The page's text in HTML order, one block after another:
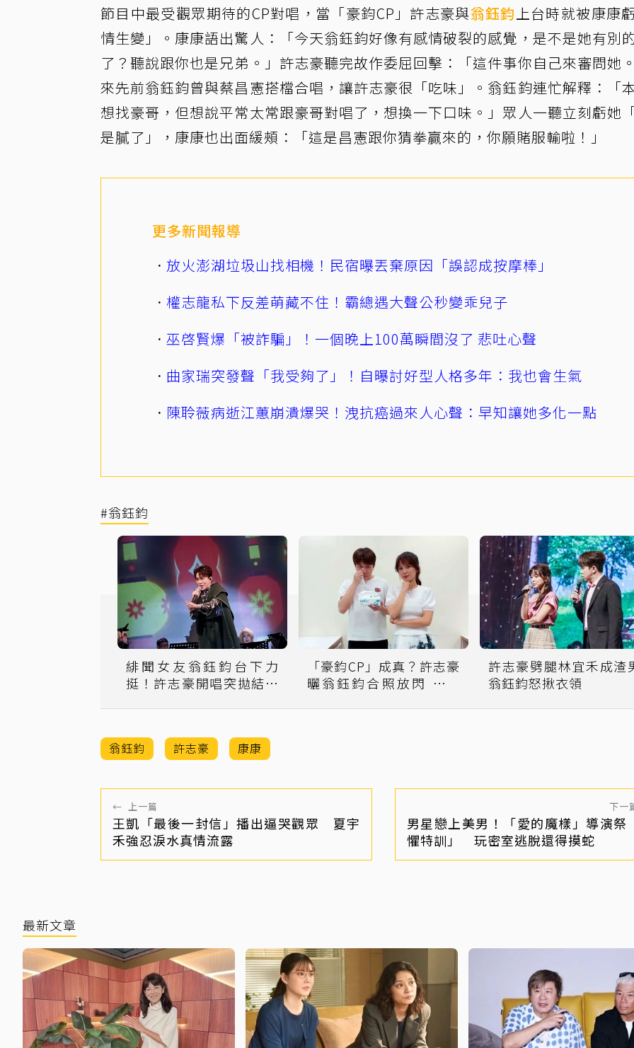
節目中最受觀眾期待的CP對唱，當「豪鈞CP」許志豪與翁鈺鈞上台時就被康康
情生變」。康康語出驚人：「今天翁鈺鈞好像有感情破裂的感覺，是不是她有別
了？聽說跟你也是兄弟。」許志豪聽完故作委屈回擊：「這件事你自己來審問她
來先前翁鈺鈞曾與蔡昌憲搭檔合唱，讓許志豪很「吃味」。翁鈺鈞連忙解釋：「
想找豪哥，但想說平常太常跟豪哥對唱了，想換一下口味。」眾人一聽立刻虧她
是膩了」，康康也出面緩頰：「這是昌憲跟你猜拳贏來的，你願賭服輸啦！」
更多新聞報導
放火澎湖垃圾山找相機！民宿曝丟棄原因「誤認成按摩棒」
權志龍私下反差萌藏不住！霸總遇大聲公秒變乖兒子
巫啓賢爆「被詐騙」！一個晚上100萬瞬間沒了 悲吐心聲
曲家瑞突發聲「我受夠了」！自曝討好型人格多年：我也會生氣
陳聆薇病逝江蕙崩潰爆哭！洩抗癌過來人心聲：早知讓她多化一點
#翁鈺鈞
緋聞女友翁鈺鈞台下力
挺！許志豪開唱突拋結婚
「豪鈞CP」成真？許志豪
曬翁鈺鈞合照放閃 羞稱
許志豪劈腿林宜禾成渣
翁鈺鈞怒揪衣領
翁鈺鈞 許志豪 康康
← 上一篇
王凱「最後一封信」播出逼哭觀眾 夏宇
禾強忍淚水真情流露
下一
男星戀上美男！「愛的魔樣」導演祭
懼特訓」 玩密室逃脫還得摸蛇
最新文章